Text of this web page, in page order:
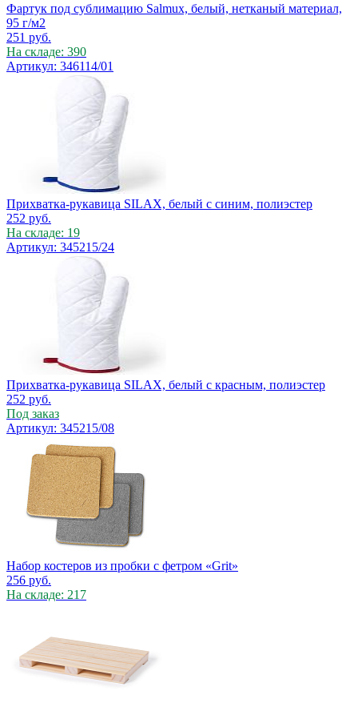
Фартук под сублимацию Salmux, белый, нетканый материал,
95 г/м2
251 руб.
На складе: 390
Артикул: 346114/01
Прихватка-рукавица SILAX, белый с синим, полиэстер
252 руб.
На складе: 19
Артикул: 345215/24
Прихватка-рукавица SILAX, белый с красным, полиэстер
252 руб.
Под заказ
Артикул: 345215/08
Набор костеров из пробки с фетром «Grit»
256 руб.
На складе: 217